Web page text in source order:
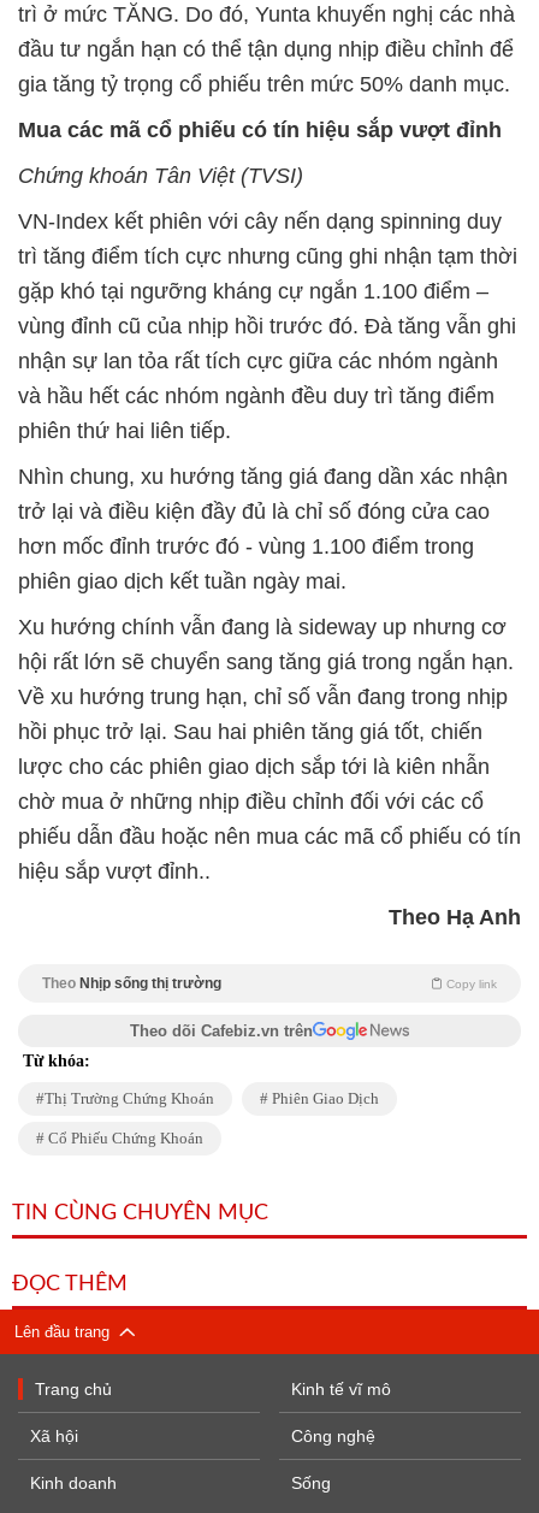
trì ở mức TĂNG. Do đó, Yunta khuyến nghị các nhà
đầu tư ngắn hạn có thể tận dụng nhịp điều chỉnh để
gia tăng tỷ trọng cổ phiếu trên mức 50% danh mục.
Mua các mã cổ phiếu có tín hiệu sắp vượt đỉnh
Chứng khoán Tân Việt (TVSI)
VN-Index kết phiên với cây nến dạng spinning duy
trì tăng điểm tích cực nhưng cũng ghi nhận tạm thời
gặp khó tại ngưỡng kháng cự ngắn 1.100 điểm –
vùng đỉnh cũ của nhịp hồi trước đó. Đà tăng vẫn ghi
nhận sự lan tỏa rất tích cực giữa các nhóm ngành
và hầu hết các nhóm ngành đều duy trì tăng điểm
phiên thứ hai liên tiếp.
Nhìn chung, xu hướng tăng giá đang dần xác nhận
trở lại và điều kiện đầy đủ là chỉ số đóng cửa cao
hơn mốc đỉnh trước đó - vùng 1.100 điểm trong
phiên giao dịch kết tuần ngày mai.
Xu hướng chính vẫn đang là sideway up nhưng cơ
hội rất lớn sẽ chuyển sang tăng giá trong ngắn hạn.
Về xu hướng trung hạn, chỉ số vẫn đang trong nhịp
hồi phục trở lại. Sau hai phiên tăng giá tốt, chiến
lược cho các phiên giao dịch sắp tới là kiên nhẫn
chờ mua ở những nhịp điều chỉnh đối với các cổ
phiếu dẫn đầu hoặc nên mua các mã cổ phiếu có tín
hiệu sắp vượt đỉnh..
Theo Hạ Anh
Theo Nhịp sống thị trường Copy link
Theo dõi Cafebiz.vn trên
Từ khóa:
Thị Trường Chứng Khoán Phiên Giao Dịch
Cổ Phiếu Chứng Khoán
TIN CÙNG CHUYÊN MỤC
ĐỌC THÊM
Lên đầu trang
Trang chủ
Xã hội
Kinh doanh
Kinh tế vĩ mô
Công nghệ
Sống